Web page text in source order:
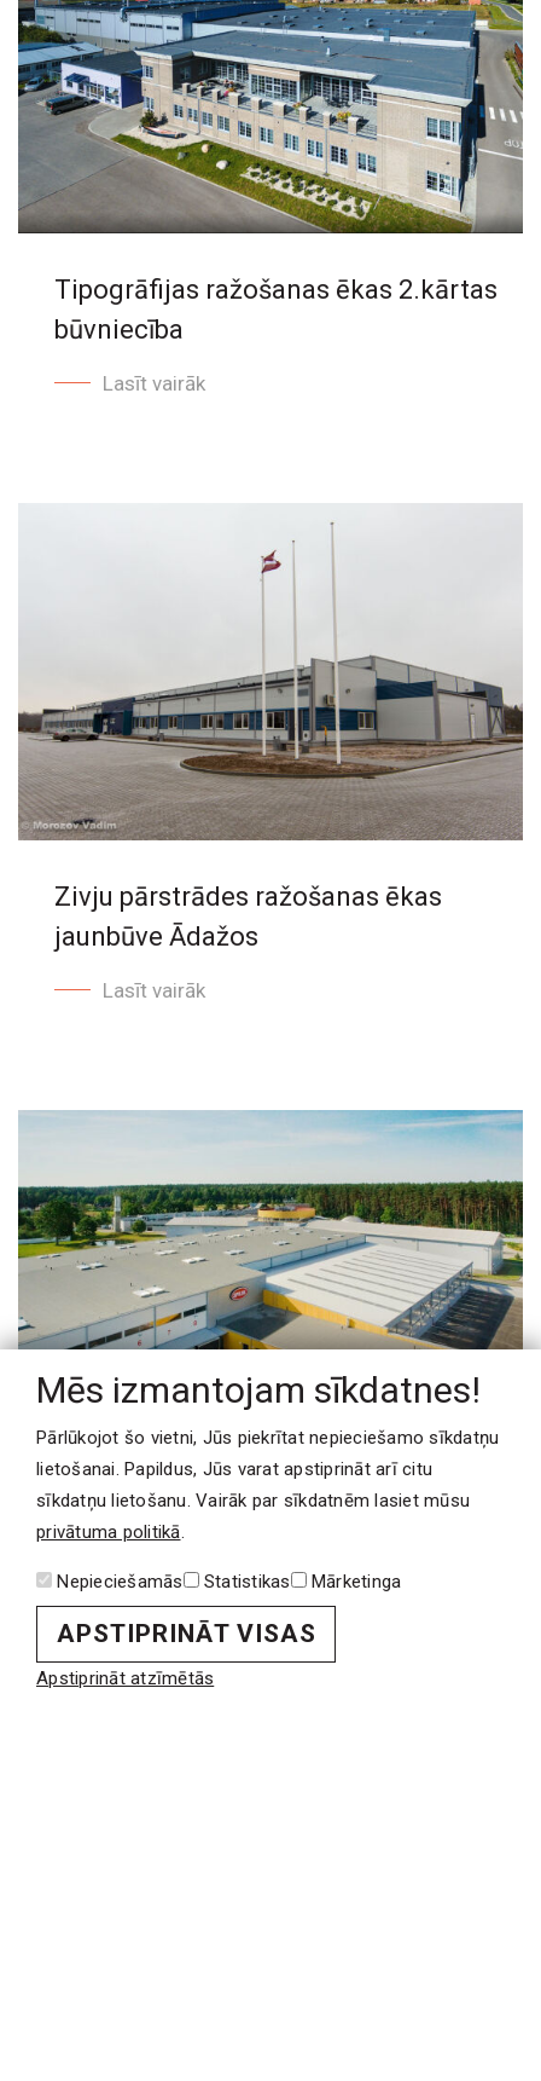
Tipogrāfijas ražošanas ēkas 2.kārtas
būvniecība
Lasīt vairāk
Zivju pārstrādes ražošanas ēkas
jaunbūve Ādažos
Lasīt vairāk
Spilvas ražošanas korpusa
Lasīt vairāk
Mēs izmantojam sīkdatnes!
Pārlūkojot šo vietni, Jūs piekrītat nepieciešamo sīkdatņu
lietošanai. Papildus, Jūs varat apstiprināt arī citu
sīkdatņu lietošanu. Vairāk par sīkdatnēm lasiet mūsu
privātuma politikā
Nepieciešamās Statistikas Mārketinga
APSTIPRINĀT VISAS
Apstiprināt atzīmētās